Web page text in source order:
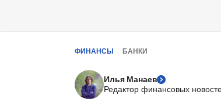
ФИНАНСЫ БАНКИ
Илья Манаев
Редактор финансовых